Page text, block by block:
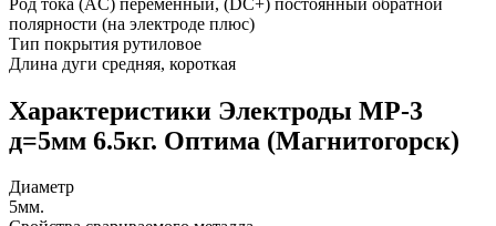
полярности (на электроде плюс)
Тип покрытия рутиловое
Длина дуги средняя, короткая
Характеристики Электроды МР-3
д=5мм 6.5кг. Оптима (Магнитогорск)
Диаметр
5мм.